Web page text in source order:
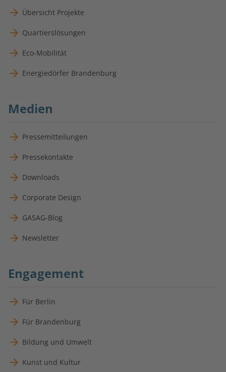
Übersicht Projekte
Quartierslösungen
Eco-Mobilität
Energiedörfer Brandenburg
Medien
Pressemitteilungen
Pressekontakte
Downloads
Corporate Design
GASAG-Blog
Newsletter
Engagement
Für Berlin
Für Brandenburg
Bildung und Umwelt
Kunst und Kultur